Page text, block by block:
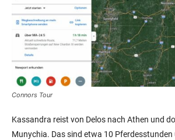
Connors Tour
Kassandra reist von Delos nach Athen und
Munychia. Das sind etwa 10